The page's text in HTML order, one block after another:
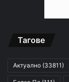
Тагове
Актуално (33811)